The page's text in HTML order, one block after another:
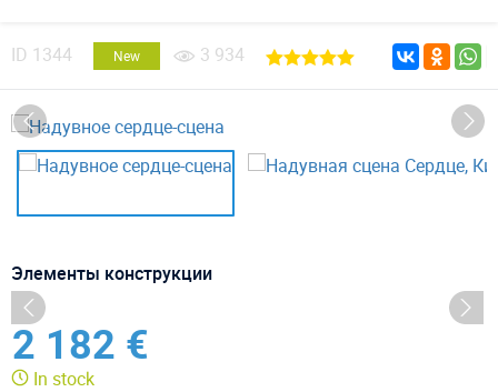
ID 1344 New 3 934
Элементы конструкции
2 182 €
In stock